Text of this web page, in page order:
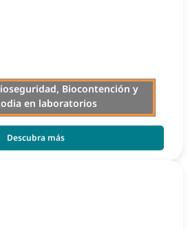
Biocontención y
en laboratorios
Descubra más